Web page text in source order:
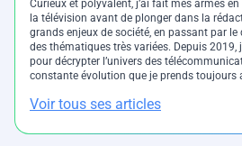
Curieux et polyvalent, j’ai fait mes armes
la télévision avant de plonger dans la
grands enjeux de société, en passant par le
des thématiques très variées. Depuis 2019,
pour décrypter l’univers des
constante évolution que je prends toujours
Voir tous ses articles